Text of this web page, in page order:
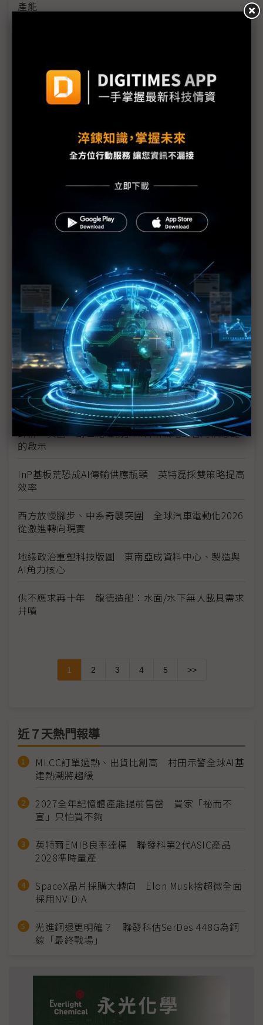
產能
川普10萬美元H-1B簽證費用爭議延燒 美國商會提起
如何綁住晶圓代工龍頭手腳
從DeepSeek到H200鬆綁 盤點NVIDIA 2025年十大
H200效能翻6倍、價格增3成 NVIDIA「清庫存」仍
讓中國動心
豐田目標2026全球生產破千萬輛 HEV需求強勁跨越
電動車放緩影響
東南亞各國與美貿易協議持續推進 2026聚焦關鍵礦
產、轉口問題
陳立武與川普關鍵40分鐘會談 將政治阻力化為英特
爾資金
評析：美國「創世紀任務」AI科研戰略對台灣供應鏈
的啟示
InP基板荒恐成AI傳輸供應瓶頸 英特磊採雙策略提高
效率
西方放慢腳步、中系奇襲突圍 全球汽車電動化2026
從激進轉向現實
地緣政治重塑科技版圖 東南亞成資料中心、製造與
AI角力核心
供不應求再十年 龍德造船：水面/水下無人載具需求
井噴
1 2 3 4 5 >>
近７天熱門報導
MLCC訂單過熱、出貨比創高 村田示警全球AI基
建熱潮將趨緩
2027全年記憶體產能提前售罄 買家「祕而不
宣」只怕買不夠
英特爾EMIB良率達標 聯發科第2代ASIC產品
2028準時量產
SpaceX晶片採購大轉向 Elon Musk捨超微全面
採用NVIDIA
光進銅退更明確？ 聯發科估SerDes 448G為銅
線「最終戰場」